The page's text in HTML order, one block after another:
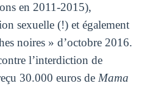
en 2011-2015),
sexuelle (!) et également
noires » d’octobre 2016.
l’interdiction de
30.000 euros de Mama